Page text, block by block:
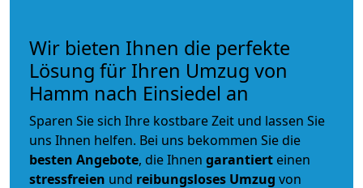
Wir bieten Ihnen die perfekte
Lösung für Ihren Umzug von
Hamm nach Einsiedel an
Sparen Sie sich Ihre kostbare Zeit und lassen Sie
uns Ihnen helfen. Bei uns bekommen Sie die
besten Angebote, die Ihnen garantiert einen
stressfreien und reibungsloses Umzug von